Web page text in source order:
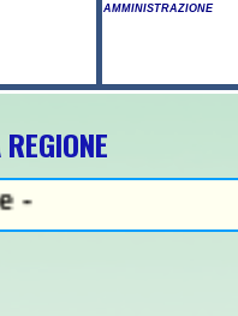
AMMINISTRAZIONE
-